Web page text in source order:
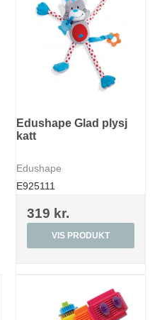
Edushape Glad plysj
katt
Edushape
E925111
319 kr.
VIS PRODUKT